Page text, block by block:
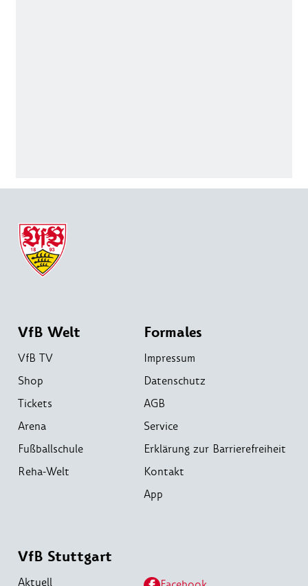
VfB Welt
VfB TV
Shop
Tickets
Arena
Fußballschule
Reha-Welt
Formales
Impressum
Datenschutz
AGB
Service
Erklärung zur Barrierefreiheit
Kontakt
App
VfB Stuttgart
Aktuell